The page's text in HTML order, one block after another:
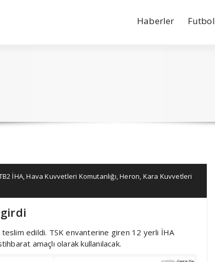
Haberler Futbol
İHA,Hava Kuvvetleri Komutanlığı,Heron, Kara Kuvvetleri
teslim edildi. TSK envanterine giren 12 yerli İHA
amaçlı olarak kullanılacak.